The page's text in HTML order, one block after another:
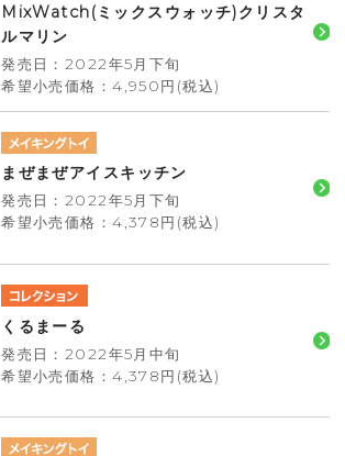
MixWatch(ミックスウォッチ)クリスタ
ルマリン
発売日：2022年5月下旬
希望小売価格：4,950円(税込)
まぜまぜアイスキッチン
発売日：2022年5月下旬
希望小売価格：4,378円(税込)
くるまーる
発売日：2022年5月中旬
希望小売価格：4,378円(税込)